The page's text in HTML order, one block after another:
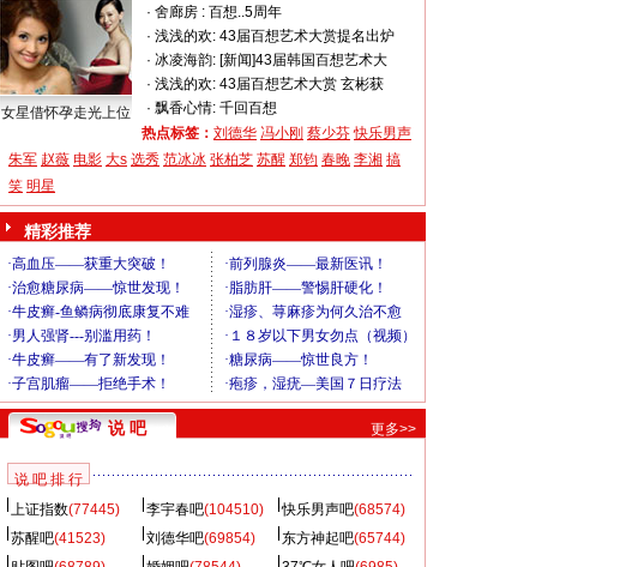
女星借怀孕走光上位
· 舍廊房 : 百想..5周年
· 浅浅的欢: 43届百想艺术大赏提名出炉
· 冰凌海韵: [新闻]43届韩国百想艺术大
· 浅浅的欢: 43届百想艺术大赏 玄彬获
· 飘香心情: 千回百想
热点标签： 刘德华 冯小刚 蔡少芬 快乐男声
朱军 赵薇 电影 大s 选秀 范冰冰 张柏芝 苏醒 郑钧 春晚 李湘 搞
笑 明星
精彩推荐
说 吧 更多>>
说 吧 排 行
上证指数(77445) 李宇春吧(104510) 快乐男声吧(68574)
苏醒吧(41523) 刘德华吧(69854) 东方神起吧(65744)